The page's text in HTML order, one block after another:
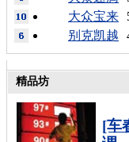
大众宝来
别克凯越
精品坊
[车